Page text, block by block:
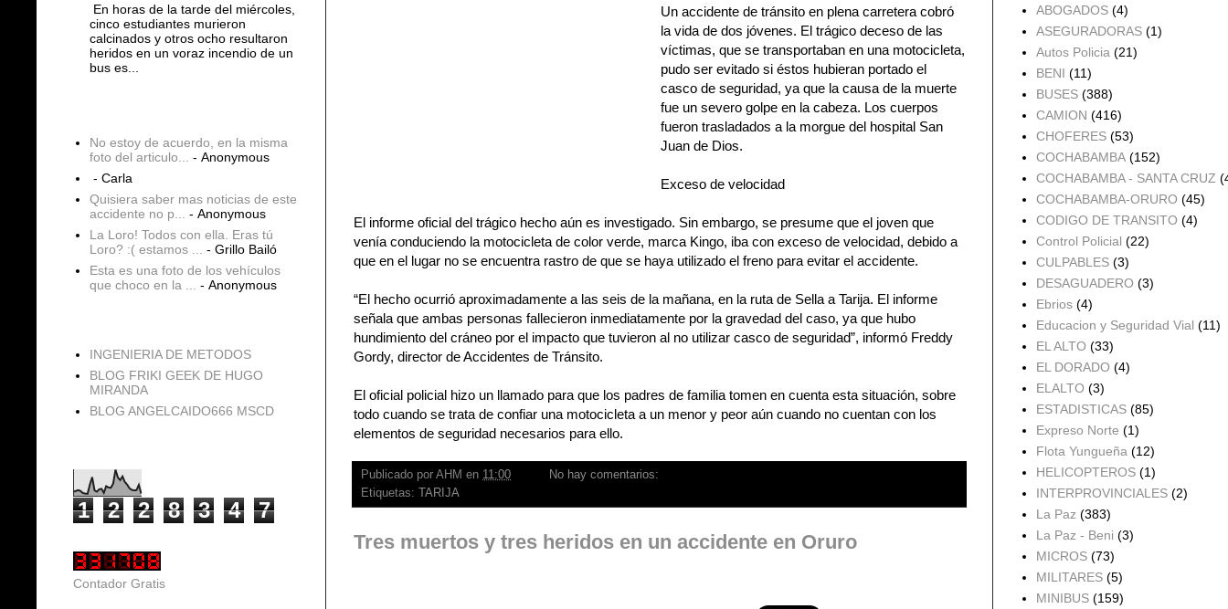
Un accidente de tránsito en plena carretera cobró
la vida de dos jóvenes. El trágico deceso de las
víctimas, que se transportaban en una motocicleta,
pudo ser evitado si éstos hubieran portado el
casco de seguridad, ya que la causa de la muerte
fue un severo golpe en la cabeza. Los cuerpos
fueron trasladados a la morgue del hospital San
Juan de Dios.
Exceso de velocidad
El informe oficial del trágico hecho aún es investigado. Sin embargo, se presume que el joven que
venía conduciendo la motocicleta de color verde, marca Kingo, iba con exceso de velocidad, debido a
que en el lugar no se encuentra rastro de que se haya utilizado el freno para evitar el accidente.
“El hecho ocurrió aproximadamente a las seis de la mañana, en la ruta de Sella a Tarija. El informe
señala que ambas personas fallecieron inmediatamente por la gravedad del caso, ya que hubo
hundimiento del cráneo por el impacto que tuvieron al no utilizar casco de seguridad”, informó Freddy
Gordy, director de Accidentes de Tránsito.
El oficial policial hizo un llamado para que los padres de familia tomen en cuenta esta situación, sobre
todo cuando se trata de confiar una motocicleta a un menor y peor aún cuando no cuentan con los
elementos de seguridad necesarios para ello.
Publicado por AHM en 11:00
No hay comentarios:
Etiquetas: TARIJA
Tres muertos y tres heridos en un accidente en Oruro
En horas de la tarde del miércoles,
cinco estudiantes murieron
calcinados y otros ocho resultaron
heridos en un voraz incendio de un
bus es...
No estoy de acuerdo, en la misma
foto del articulo...
- Anonymous
- Carla
Quisiera saber mas noticias de este
accidente no p...
- Anonymous
La Loro! Todos con ella. Eras tú
Loro? :( estamos ...
- Grillo Bailó
Esta es una foto de los vehículos
que choco en la ...
- Anonymous
INGENIERIA DE METODOS
BLOG FRIKI GEEK DE HUGO
MIRANDA
BLOG ANGELCAIDO666 MSCD
1 2 2 8 3 4 7
Contador Gratis
ABOGADOS (4)
ASEGURADORAS (1)
Autos Policia (21)
BENI (11)
BUSES (388)
CAMION (416)
CHOFERES (53)
COCHABAMBA (152)
COCHABAMBA - SANTA CRUZ
COCHABAMBA-ORURO (45)
CODIGO DE TRANSITO (4)
Control Policial (22)
CULPABLES (3)
DESAGUADERO (3)
Ebrios (4)
Educacion y Seguridad Vial (11)
EL ALTO (33)
EL DORADO (4)
ELALTO (3)
ESTADISTICAS (85)
Expreso Norte (1)
Flota Yungueña (12)
HELICOPTEROS (1)
INTERPROVINCIALES (2)
La Paz (383)
La Paz - Beni (3)
MICROS (73)
MILITARES (5)
MINIBUS (159)